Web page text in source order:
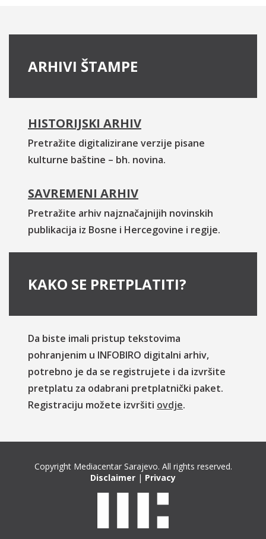
ARHIVI ŠTAMPE
HISTORIJSKI ARHIV
Pretražite digitalizirane verzije pisane
kulturne baštine – bh. novina.
SAVREMENI ARHIV
Pretražite arhiv najznačajnijih novinskih
publikacija iz Bosne i Hercegovine i regije.
KAKO SE PRETPLATITI?
Da biste imali pristup tekstovima
pohranjenim u INFOBIRO digitalni arhiv,
potrebno je da se registrujete i da izvršite
pretplatu za odabrani pretplatnički paket.
Registraciju možete izvršiti ovdje.
Copyright Mediacentar Sarajevo. All rights reserved.
Disclaimer | Privacy